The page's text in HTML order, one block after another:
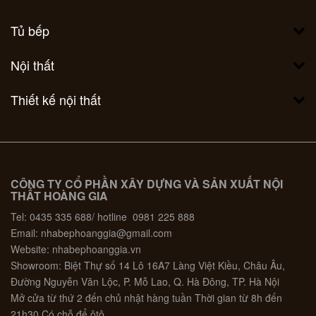
Tủ bếp
Nội thất
Thiết kế nội thất
CÔNG TY CỔ PHẦN XÂY DỰNG VÀ SẢN XUẤT NỘI
THẤT HOÀNG GIA
Tel: 0435 335 688/ hotline 0981 225 888
Email: nhabephoanggia@gmail.com
Website: nhabephoanggia.vn
Showroom: Biệt Thự số 14 Lô 16A7 Làng Việt Kiều, Châu Âu,
Đường Nguyễn Văn Lộc, P. Mỗ Lao, Q. Hà Đông, TP. Hà Nội
Mở cửa từ thứ 2 đến chủ nhật hàng tuần Thời gian từ 8h đến